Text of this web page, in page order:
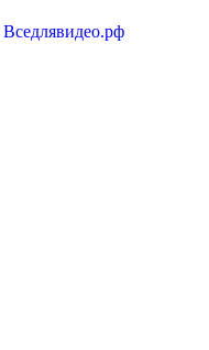
Вседлявидео.рф